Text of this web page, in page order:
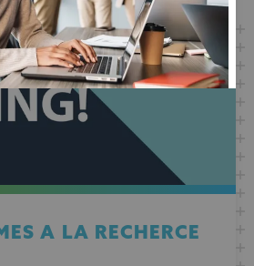
A LA RECHERCE